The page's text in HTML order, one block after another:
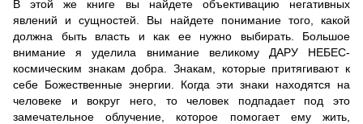
В этой же книге вы найдете объективацию негативных
явлений и сущностей. Вы найдете понимание того, какой
должна быть власть и как ее нужно выбирать. Большое
внимание я уделила внимание великому ДАРУ НЕБЕС-
космическим знакам добра. Знакам, которые притягивают к
себе Божественные энергии. Когда эти знаки находятся на
человеке и вокруг него, то человек подпадает под это
замечательное облучение, которое помогает ему жить,